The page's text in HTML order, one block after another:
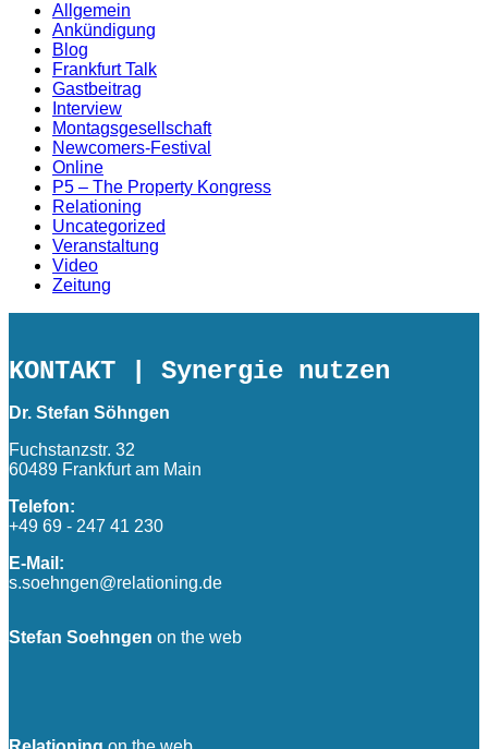
Allgemein
Ankündigung
Blog
Frankfurt Talk
Gastbeitrag
Interview
Montagsgesellschaft
Newcomers-Festival
Online
P5 – The Property Kongress
Relationing
Uncategorized
Veranstaltung
Video
Zeitung
KONTAKT | Synergie nutzen
Dr. Stefan Söhngen
Fuchstanzstr. 32
60489 Frankfurt am Main
Telefon:
+49 69 - 247 41 230
E-Mail:
s.soehngen@relationing.de
Stefan Soehngen on the web